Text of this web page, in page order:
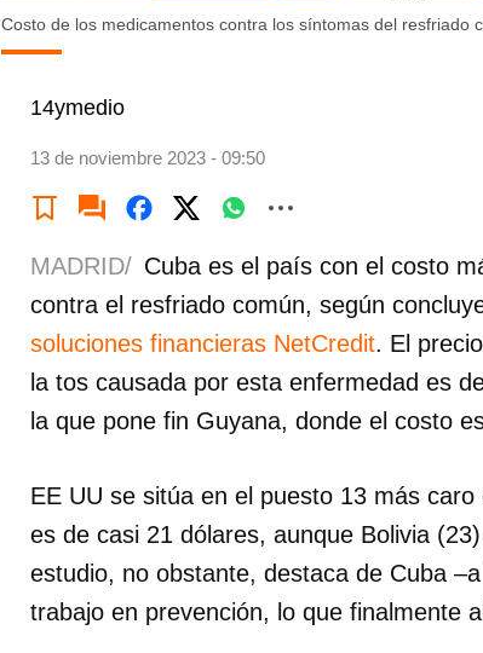
Costo de los medicamentos contra los síntomas del resfriado
14ymedio
13 de noviembre 2023 - 09:50
MADRID/ Cuba es el país con el costo
contra el resfriado común, según
soluciones financieras NetCredit. El
la tos causada por esta enfermedad es
la que pone fin Guyana, donde el costo
EE UU se sitúa en el puesto 13 más
es de casi 21 dólares, aunque Bolivia
estudio, no obstante, destaca de Cuba
trabajo en prevención, lo que finalmente